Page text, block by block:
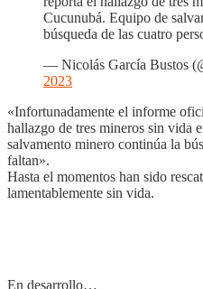
Cucunubá. Equipo de
búsqueda de las cuatro
— Nicolás García Bustos
2023
«Infortunadamente el informe
hallazgo de tres mineros sin vida
salvamento minero continúa la
faltan».
Hasta el momentos han sido
lamentablemente sin vida.
En desarrollo…